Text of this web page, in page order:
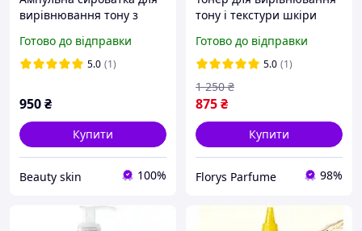
вирівнювання тону з
екстрактом рису
Dr.Ceuracle Vegan
мл
Готово до відправки
5.0 (1)
950₴
Купити
Beauty skin 100%
тону і текстури шкіри
Dark Spot Toner 190 мл
Готово до відправки
5.0 (1)
875₴
1 250 ₴
Купити
Florys Parfume 98%